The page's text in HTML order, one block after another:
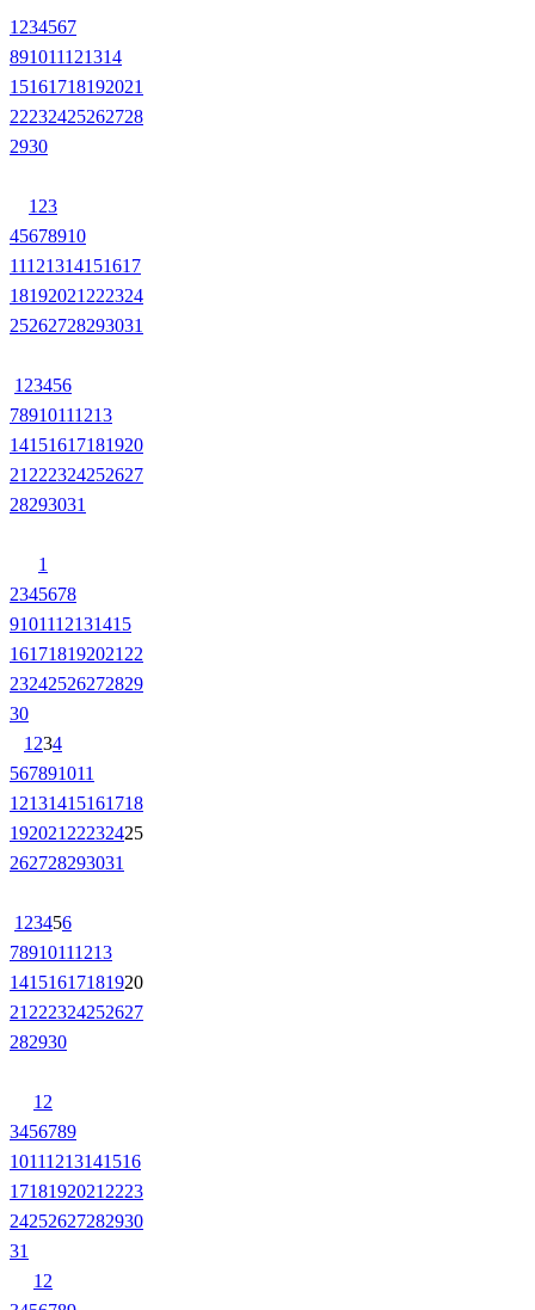
1 234567
891011121314
15161718192021
22232425262728
2930
1 23
45678910
11121314151617
18192021 222324
25262728293031
1 23456
78910111213
14151617181920
21 222324252627
28293031
1
2345678
9101112131415
161718192021 22
23242526272829
30
1 234
567891011
12131415161718
192021 22232425
262728293031
1 23456
78910111213
14151617181920
21 222324252627
282930
1 2
3456789
10111213141516
1718192021 2223
24252627282930
31
1 2